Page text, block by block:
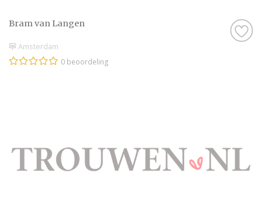
Bram van Langen
Amsterdam
0 beoordeling